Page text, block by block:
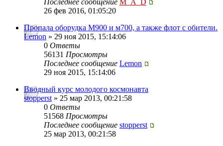
Последнее сообщение M_A_D
26 фев 2016, 01:05:20
Пропала оборудка М900 и м700, а также флот с обители.
Lemon » 29 ноя 2015, 15:14:06
0 Ответы
56131 Просмотры
Последнее сообщение Lemon
29 ноя 2015, 15:14:06
Вводный курс молодого космонавта
stopperst » 25 мар 2013, 00:21:58
0 Ответы
51568 Просмотры
Последнее сообщение stopperst
25 мар 2013, 00:21:58